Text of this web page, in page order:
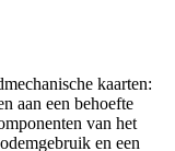
kaarten:
aan een behoefte
van het
en een